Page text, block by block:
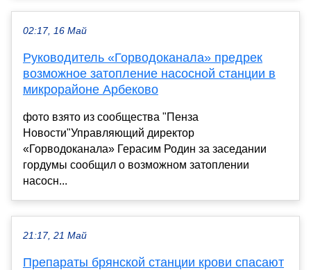
02:17, 16 Май
Руководитель «Горводоканала» предрек
возможное затопление насосной станции в
микрорайоне Арбеково
фото взято из сообщества "Пенза
Новости"Управляющий директор
«Горводоканала» Герасим Родин за заседании
гордумы сообщил о возможном затоплении
насосн...
21:17, 21 Май
Препараты брянской станции крови спасают